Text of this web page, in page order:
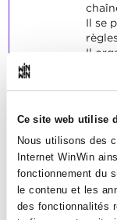
Ce site web utilise
Nous utilisons des
Internet WinWin
fonctionnement du
le contenu et les
des fonctionnalités
Il se
Il
Il
Il a